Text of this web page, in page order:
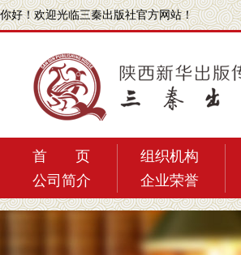
你好！欢迎光临三秦出版社官方网站！
首 页
公司简介
组织机构
企业荣誉